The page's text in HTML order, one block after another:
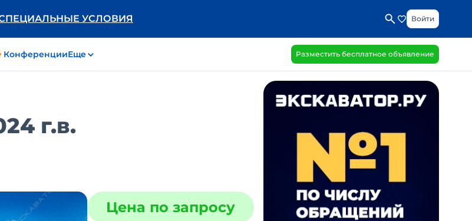
УСЛОВИЯ Войти
КонференцииЕще Разместить бесплатное объявление
г.в.
Цена по запросу